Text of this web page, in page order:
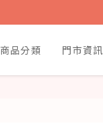
商品分類 門市資訊